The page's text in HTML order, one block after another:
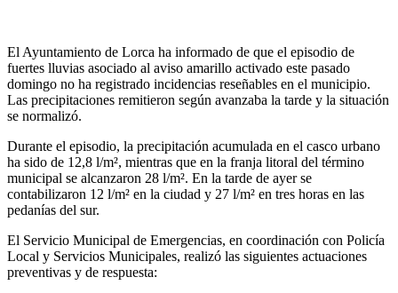
El Ayuntamiento de Lorca ha informado de que el episodio de
fuertes lluvias asociado al aviso amarillo activado este pasado
domingo no ha registrado incidencias reseñables en el municipio.
Las precipitaciones remitieron según avanzaba la tarde y la situación
se normalizó.
Durante el episodio, la precipitación acumulada en el casco urbano
ha sido de 12,8 l/m², mientras que en la franja litoral del término
municipal se alcanzaron 28 l/m². En la tarde de ayer se
contabilizaron 12 l/m² en la ciudad y 27 l/m² en tres horas en las
pedanías del sur.
El Servicio Municipal de Emergencias, en coordinación con Policía
Local y Servicios Municipales, realizó las siguientes actuaciones
preventivas y de respuesta: